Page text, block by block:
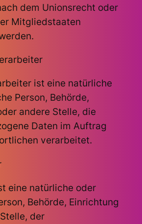
dem Unionsrecht oder
Mitgliedstaaten
ist eine natürliche
Person, Behörde,
andere Stelle, die
Daten im Auftrag
verarbeitet.
eine natürliche oder
Behörde, Einrichtung
der